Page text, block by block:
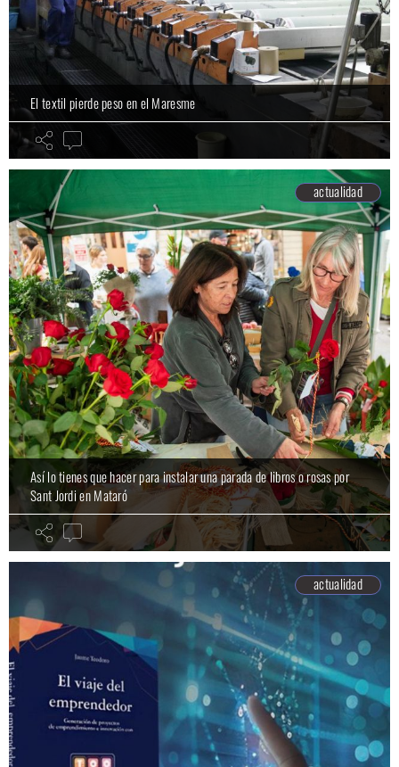
El textil pierde peso en el Maresme
actualidad
Así lo tienes que hacer para instalar una parada de libros o rosas por
Sant Jordi en Mataró
actualidad